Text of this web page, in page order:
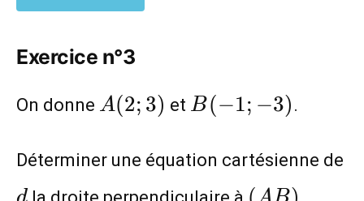
Exercice n°3
On donne A(2;3)
A(2; 3) et B(-1;-3)
B(−1; −3) .
Déterminer une équation cartésienne de
(AB)